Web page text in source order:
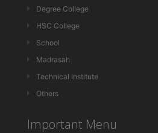
Degree College
HSC College
School
Madrasah
Technical Institute
Others
Important Menu